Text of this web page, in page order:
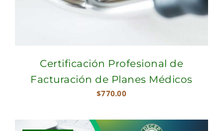
Certificación Profesional de
Facturación de Planes Médicos
$770.00